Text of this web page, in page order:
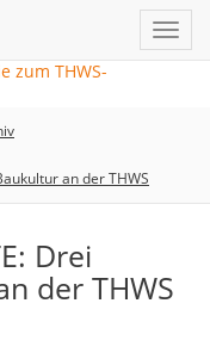
an der THWS
Drei
der THWS